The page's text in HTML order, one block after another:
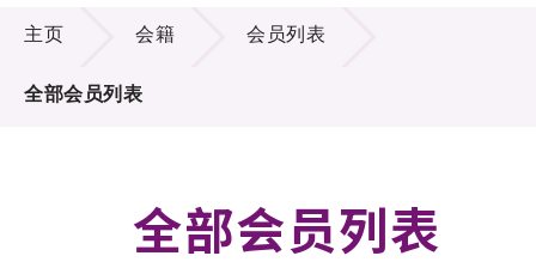
活动及消息
科技分享
会籍
主页 会籍 会员列表
全部会员列表
全部会员列表